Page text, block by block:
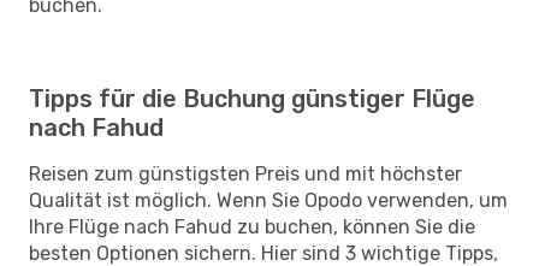
buchen.
Tipps für die Buchung günstiger Flüge
nach Fahud
Reisen zum günstigsten Preis und mit höchster
Qualität ist möglich. Wenn Sie Opodo verwenden, um
Ihre Flüge nach Fahud zu buchen, können Sie die
besten Optionen sichern. Hier sind 3 wichtige Tipps,